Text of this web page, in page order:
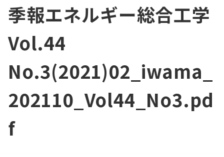
季報エネルギー総合工学
Vol.44
No.3(2021)02_iwama_
202110_Vol44_No3.pd
f